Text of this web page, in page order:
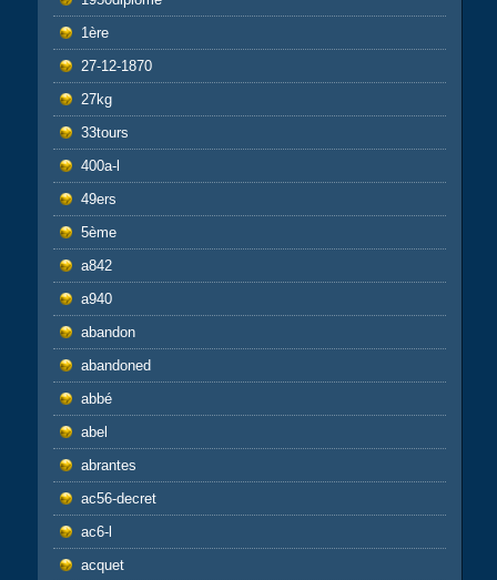
1ère
27-12-1870
27kg
33tours
400a-l
49ers
5ème
a842
a940
abandon
abandoned
abbé
abel
abrantes
ac56-decret
ac6-l
acquet